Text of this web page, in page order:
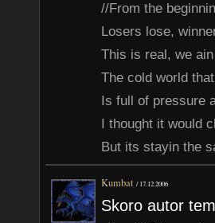
//From the
Losers lose,
This is real, we
The cold world
Is full of pressure
I thought it would
But its stayin the
Kumbat /17.12.2006
Skoro autor